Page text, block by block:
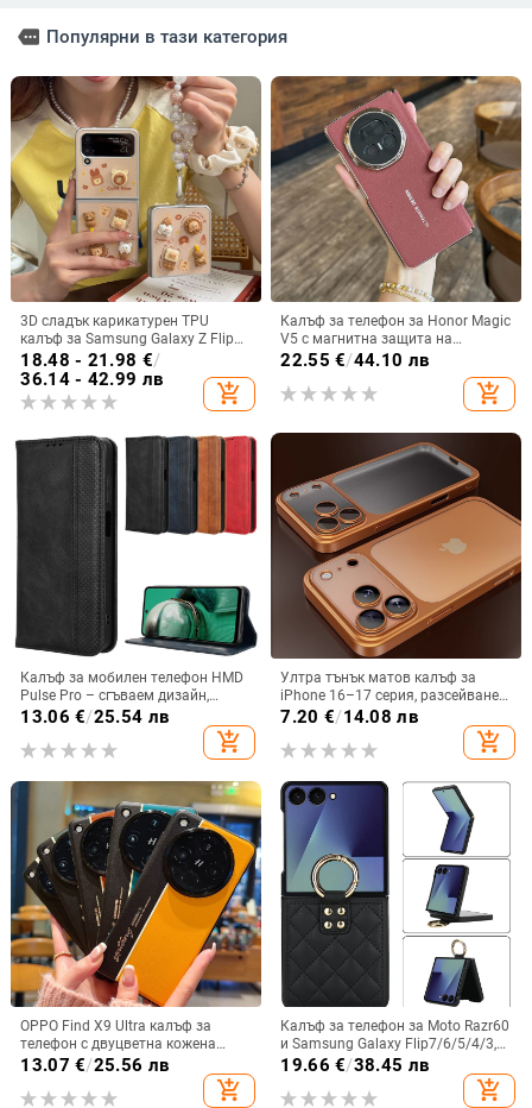
more Популярни в тази категория
3D сладък карикатурен TPU
калъф за Samsung Galaxy Z Flip
6/3/4, защита срещу изпускане,
корейски стил
18.48 - 21.98 €/
36.14 - 42.99 лв
add_shopping_cart
Калъф за телефон за Honor Magic
V5 с магнитна защита на
централната ос, пълна защита на
електроплатиране, защита срещу
22.55 €/44.10 лв
add_shopping_cart
Калъф за мобилен телефон HMD
Pulse Pro – сгъваем дизайн,
магнитно задържане, джоб за
карти, TPU кожа, удароустойчив
13.06 €/25.54 лв
add_shopping_cart
Ултра тънък матов калъф за
iPhone 16–17 серия, разсейване
на топлината, пълно покритие,
удароустойчив и устойчив на
отпечатъци
7.20 €/14.08 лв
add_shopping_cart
OPPO Find X9 Ultra калъф за
телефон с двуцветна кожена
текстура и флуоресцентни линии,
13.07 €/25.56 лв
add_shopping_cart
Калъф за телефон за Moto Razr60
и Samsung Galaxy Flip7/6/5/4/3,
сгъваем с пръстен, защита от
изпускане, минималистичен PU
кожен калъф, ръчна изработка
19.66 €/38.45 лв
add_shopping_cart